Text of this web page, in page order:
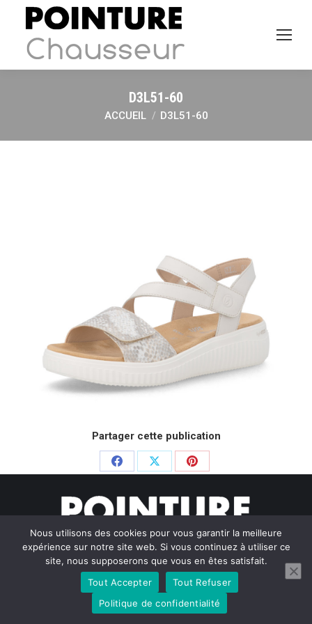
D3L51-60
Vous êtes ici :
ACCUEIL D3L51-60
Partager cette publication
Partager
Facebook
PartagerPartager
Pinterest
© Pointure Chausseurs - 2020. Dream-Theme — truly
WordPress themes
Menu BAS
Nous utilisons des cookies pour vous garantir la meilleure
expérience sur notre site web. Si vous continuez à utiliser ce
site, nous supposerons que vous en êtes satisfait.
Tout Accepter
Tout Refuser
Politique de confidentialité